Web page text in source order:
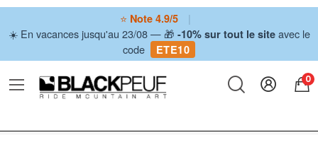
⭐ Note 4.9/5
|
☀️ En vacances jusqu'au 23/08 — 🎁 -10% sur tout le siteavec le
code
ETE10
0